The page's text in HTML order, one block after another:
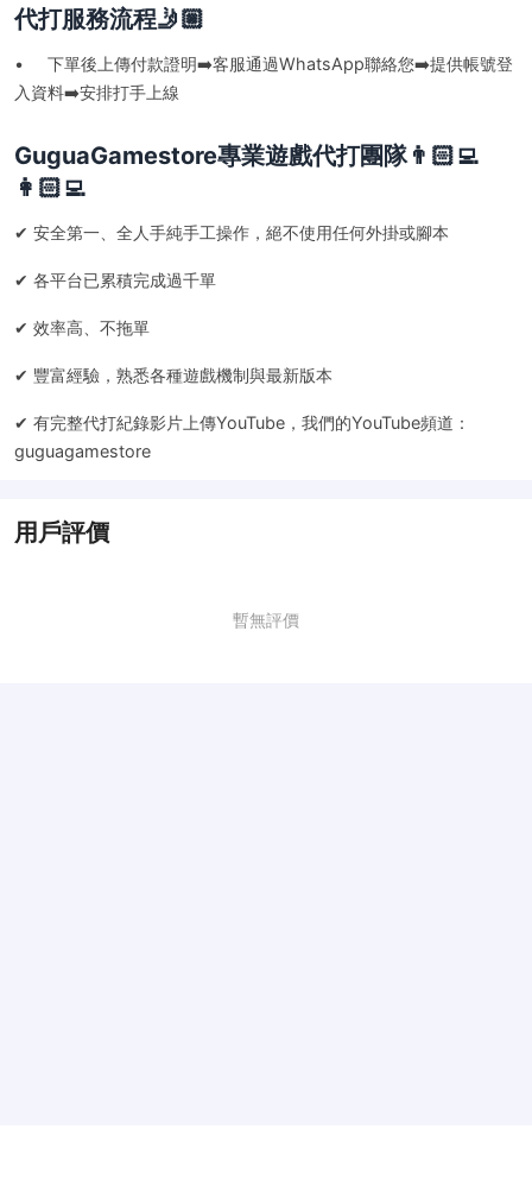
代打服務流程🤳🏼
• 下單後上傳付款證明➡️客服通過WhatsApp聯絡您➡️提供帳號登
入資料➡️安排打手上線
GuguaGamestore專業遊戲代打團隊👨🏻‍💻
👩🏻‍💻
✔ 安全第一、全人手純手工操作，絕不使用任何外掛或腳本
✔ 各平台已累積完成過千單
✔ 效率高、不拖單
✔ 豐富經驗，熟悉各種遊戲機制與最新版本
✔ 有完整代打紀錄影片上傳YouTube，我們的YouTube頻道：
guguagamestore
用戶評價
暫無評價